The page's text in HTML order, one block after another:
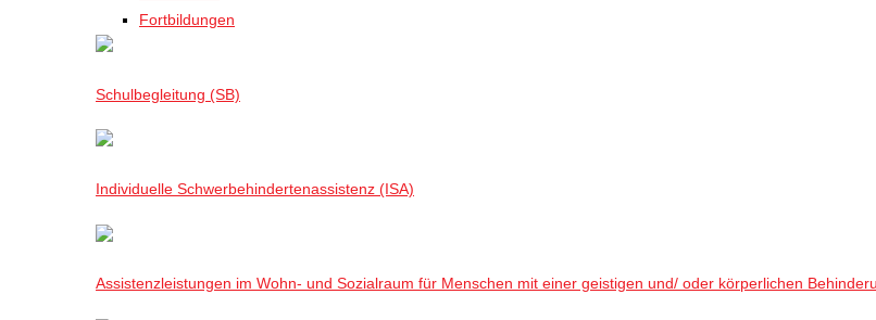
Fortbildungen
Schulbegleitung (SB)
Individuelle Schwerbehindertenassistenz (ISA)
Assistenzleistungen im Wohn- und Sozialraum für Menschen mit einer geistigen und/ oder körperlichen